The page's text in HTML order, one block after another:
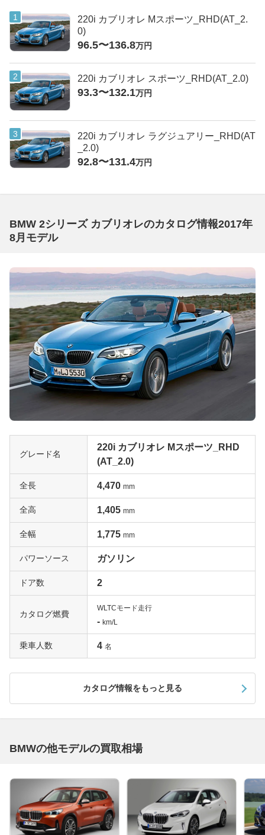
220i カブリオレ Mスポーツ_RHD(AT_2.
0)
96.5〜136.8万円
220i カブリオレ スポーツ_RHD(AT_2.0)
93.3〜132.1万円
220i カブリオレ ラグジュアリー_RHD(AT
_2.0)
92.8〜131.4万円
BMW 2シリーズ カブリオレのカタログ情報2017年
8月モデル
グレード名
220i カブリオレ Mスポーツ_RHD
(AT_2.0)
全長 4,470 mm
全高 1,405 mm
全幅 1,775 mm
パワーソース ガソリン
ドア数 2
カタログ燃費
WLTCモード走行
- km/L
乗車人数 4 名
カタログ情報をもっと見る
BMWの他モデルの買取相場